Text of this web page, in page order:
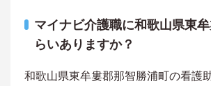
マイナビ介護職に和歌山県東
らいありますか？
和歌山県東牟婁郡那智勝浦町の看護